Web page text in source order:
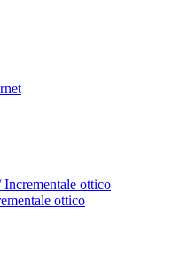
Incrementale ottico
ottico